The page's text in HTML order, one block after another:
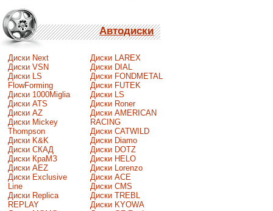
Автодиски
Диски Next
Диски VSN
Диски LS
FlowForming
Диски 1000Miglia
Диски ATS
Диски AZ
Диски Mickey
Thompson
Диски K&K
Диски СКАД
Диски КраМЗ
Диски AEZ
Диски Exclusive
Line
Диски Replica
REPLAY
Диски LAREX
Диски DIAL
Диски FONDMETAL
Диски FUTEK
Диски LS
Диски Roner
Диски AMERICAN
RACING
Диски CATWILD
Диски Diamo
Диски DOTZ
Диски HELO
Диски Lorenzo
Диски ACE
Диски CMS
Диски TREBL
Диски KYOWA